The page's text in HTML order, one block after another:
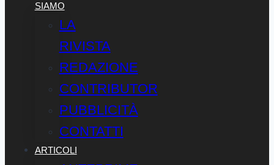
SIAMO
LA
RIVISTA
REDAZIONE
CONTRIBUTOR
PUBBLICITÀ
CONTATTI
ARTICOLI